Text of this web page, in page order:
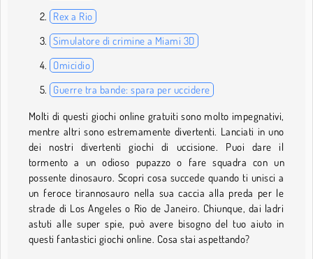
Rex a Rio
Simulatore di crimine a Miami 3D
Omicidio
Guerre tra bande: spara per uccidere
Molti di questi giochi online gratuiti sono molto impegnativi,
mentre altri sono estremamente divertenti. Lanciati in uno
dei nostri divertenti giochi di uccisione. Puoi dare il
tormento a un odioso pupazzo o fare squadra con un
possente dinosauro. Scopri cosa succede quando ti unisci a
un feroce tirannosauro nella sua caccia alla preda per le
strade di Los Angeles o Rio de Janeiro. Chiunque, dai ladri
astuti alle super spie, può avere bisogno del tuo aiuto in
questi fantastici giochi online. Cosa stai aspettando?